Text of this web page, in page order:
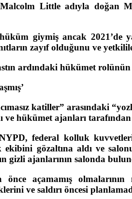
Little adıyla doğan
giymiş ancak 2021’de
zayıf olduğunu ve
ardındaki hükümet
katiller” arasındaki
ve hükümet ajanları
federal kolluk
gözaltına aldı ve
gizli ajanlarının salonda
açamamış
ve saldırı öncesi